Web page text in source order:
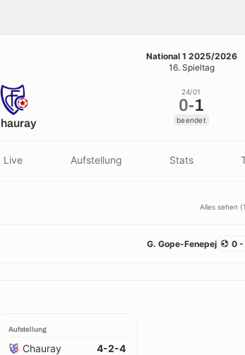
National 1 2025/2026
16. Spieltag
24/01
0-1
beendet
Live Aufstellung Stats
Alles sehen
0 -
G. Gope-Fenepej
Aufstellung
Chauray
4-2-4